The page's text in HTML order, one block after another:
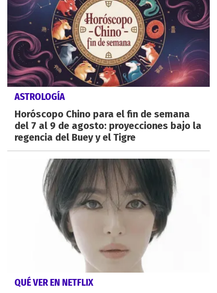
ASTROLOGÍA
Horóscopo Chino para el fin de semana
del 7 al 9 de agosto: proyecciones bajo la
regencia del Buey y el Tigre
QUÉ VER EN NETFLIX